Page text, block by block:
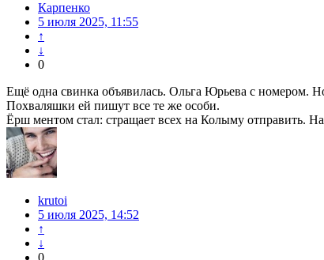
Карпенко
5 июля 2025, 11:55
↑
↓
0
Ещё одна свинка объявилась. Ольга Юрьева с номером.
Похваляшки ей пишут все те же особи.
Ёрш ментом стал: стращает всех на Колыму отправить.
krutoi
5 июля 2025, 14:52
↑
↓